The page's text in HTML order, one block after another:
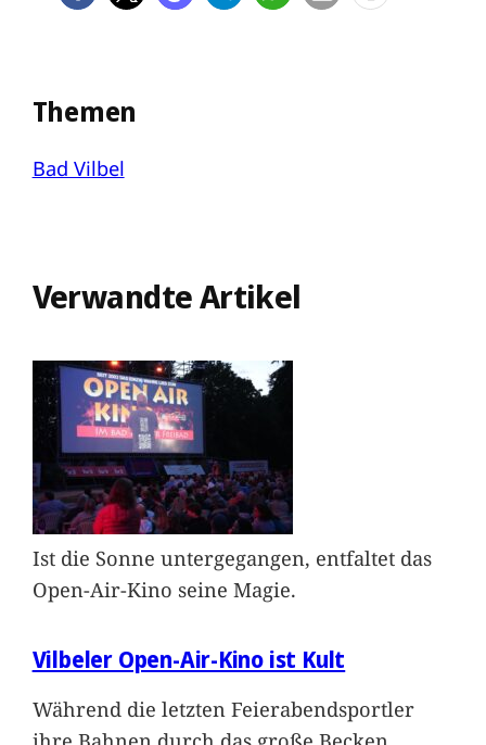
Themen
Bad Vilbel
Verwandte Artikel
Ist die Sonne untergegangen, entfaltet das
Open-Air-Kino seine Magie.
Vilbeler Open-Air-Kino ist Kult
Während die letzten Feierabendsportler